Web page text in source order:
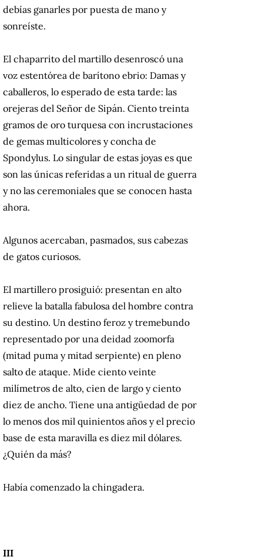
debías ganarles por puesta de mano y
sonreíste.
El chaparrito del martillo desenroscó una
voz estentórea de barítono ebrio: Damas y
caballeros, lo esperado de esta tarde: las
orejeras del Señor de Sipán. Ciento treinta
gramos de oro turquesa con incrustaciones
de gemas multicolores y concha de
Spondylus. Lo singular de estas joyas es que
son las únicas referidas a un ritual de guerra
y no las ceremoniales que se conocen hasta
ahora.
Algunos acercaban, pasmados, sus cabezas
de gatos curiosos.
El martillero prosiguió: presentan en alto
relieve la batalla fabulosa del hombre contra
su destino. Un destino feroz y tremebundo
representado por una deidad zoomorfa
(mitad puma y mitad serpiente) en pleno
salto de ataque. Mide ciento veinte
milímetros de alto, cien de largo y ciento
diez de ancho. Tiene una antigüedad de por
lo menos dos mil quinientos años y el precio
base de esta maravilla es diez mil dólares.
¿Quién da más?
Había comenzado la chingadera.
III